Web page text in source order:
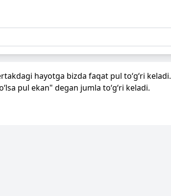
hayotga bizda faqat pul to‘g‘ri keladi.
pul ekan" degan jumla to‘g‘ri keladi.